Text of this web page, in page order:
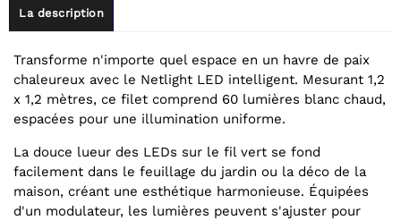
La description
Transforme n'importe quel espace en un havre de paix
chaleureux avec le Netlight LED intelligent. Mesurant 1,2
x 1,2 mètres, ce filet comprend 60 lumières blanc chaud,
espacées pour une illumination uniforme.
La douce lueur des LEDs sur le fil vert se fond
facilement dans le feuillage du jardin ou la déco de la
maison, créant une esthétique harmonieuse. Équipées
d'un modulateur, les lumières peuvent s'ajuster pour